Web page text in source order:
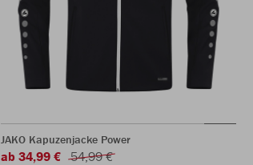
JAKO Kapuzenjacke Power
ab 34,99 € 54,99 €